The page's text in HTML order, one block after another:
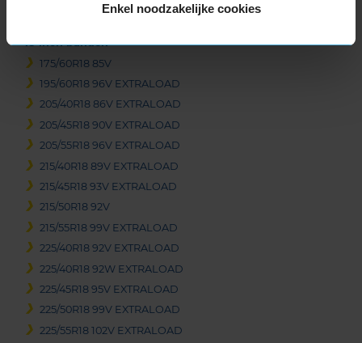
Enkel noodzakelijke cookies
265/65R17 116V EXTRALOAD
18-inch banden
175/60R18 85V
195/60R18 96V EXTRALOAD
205/40R18 86V EXTRALOAD
205/45R18 90V EXTRALOAD
205/55R18 96V EXTRALOAD
215/40R18 89V EXTRALOAD
215/45R18 93V EXTRALOAD
215/50R18 92V
215/55R18 99V EXTRALOAD
225/40R18 92V EXTRALOAD
225/40R18 92W EXTRALOAD
225/45R18 95V EXTRALOAD
225/50R18 99V EXTRALOAD
225/55R18 102V EXTRALOAD